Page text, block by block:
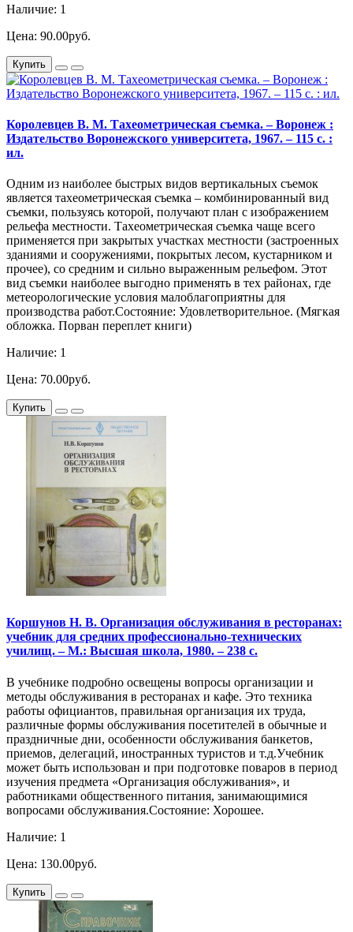
Наличие: 1
Цена: 90.00руб.
Купить
Королевцев В. М. Тахеометрическая съемка. – Воронеж :
Издательство Воронежского университета, 1967. – 115 с. :
ил.
Одним из наиболее быстрых видов вертикальных съемок
является тахеометрическая съемка – комбинированный вид
съемки, пользуясь которой, получают план с изображением
рельефа местности. Тахеометрическая съемка чаще всего
применяется при закрытых участках местности (застроенных
зданиями и сооружениями, покрытых лесом, кустарником и
прочее), со средним и сильно выраженным рельефом. Этот
вид съемки наиболее выгодно применять в тех районах, где
метеорологические условия малоблагоприятны для
производства работ.Состояние: Удовлетворительное. (Мягкая
обложка. Порван переплет книги)
Наличие: 1
Цена: 70.00руб.
Купить
Коршунов Н. В. Организация обслуживания в ресторанах:
учебник для средних профессионально-технических
училищ. – М.: Высшая школа, 1980. – 238 с.
В учебнике подробно освещены вопросы организации и
методы обслуживания в ресторанах и кафе. Это техника
работы официантов, правильная организация их труда,
различные формы обслуживания посетителей в обычные и
праздничные дни, особенности обслуживания банкетов,
приемов, делегаций, иностранных туристов и т.д.Учебник
может быть использован и при подготовке поваров в период
изучения предмета «Организация обслуживания», и
работниками общественного питания, занимающимися
вопросами обслуживания.Состояние: Хорошее.
Наличие: 1
Цена: 130.00руб.
Купить